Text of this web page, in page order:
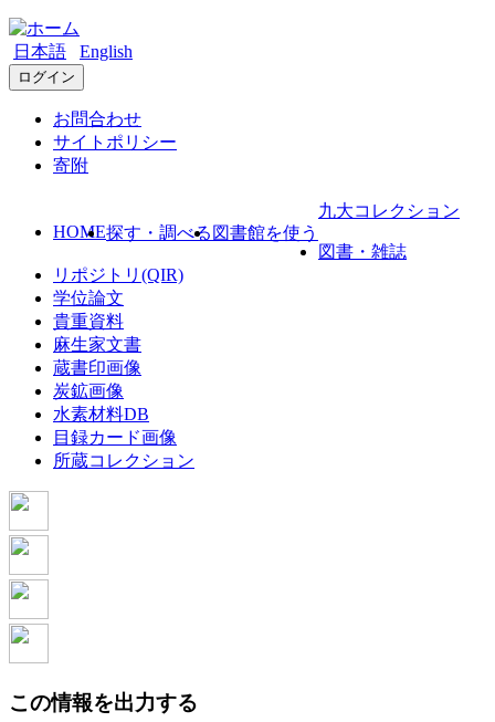
日本語 English
ログイン
お問合わせ
サイトポリシー
寄附
HOME探す・調べる 図書館を使う
九大コレクション
図書・雑誌
リポジトリ(QIR)
学位論文
貴重資料
麻生家文書
蔵書印画像
炭鉱画像
水素材料DB
目録カード画像
所蔵コレクション
この情報を出力する